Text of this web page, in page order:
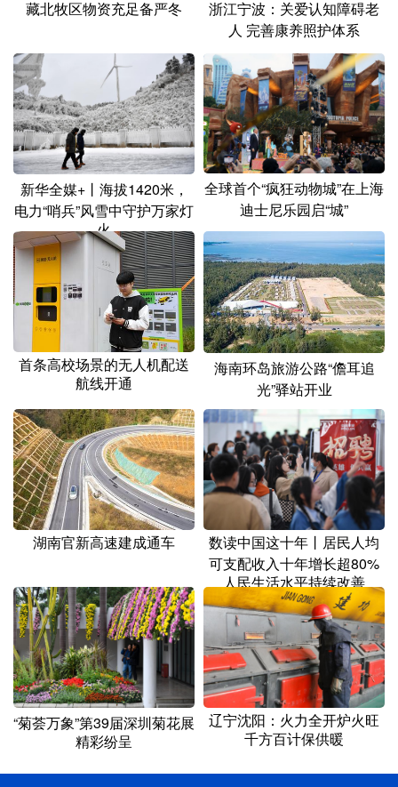
海南 重庆
贵州 云南 西藏
陕西 甘肃 青海 宁夏
新疆 内蒙古 黑龙江
多语种频道
English Español Français عربى
Русский язык 日本語 한국어
Deutsch Português
藏北牧区物资充足备严冬
浙江宁波：关爱认知障碍老
人 完善康养照护体系
新华全媒+丨海拔1420米，
电力“哨兵”风雪中守护万家灯
火
全球首个“疯狂动物城”在上海
迪士尼乐园启“城”
首条高校场景的无人机配送
航线开通
海南环岛旅游公路“儋耳追
光”驿站开业
湖南官新高速建成通车
数读中国这十年丨居民人均
可支配收入十年增长超80%
人民生活水平持续改善
“菊荟万象”第39届深圳菊花展
精彩纷呈
辽宁沈阳：火力全开炉火旺
千方百计保供暖